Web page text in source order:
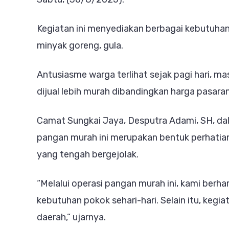
Kegiatan ini menyediakan berbagai
minyak goreng, gula.
Antusiasme warga terlihat sejak pagi hari,
dijual lebih murah dibandingkan harga
Camat Sungkai Jaya, Desputra Adami, SH,
pangan murah ini merupakan bentuk
yang tengah bergejolak.
“Melalui operasi pangan murah ini, kami
kebutuhan pokok sehari-hari. Selain itu,
daerah,” ujarnya.